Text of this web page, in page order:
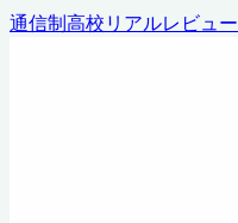
通信制高校リアルレビュー